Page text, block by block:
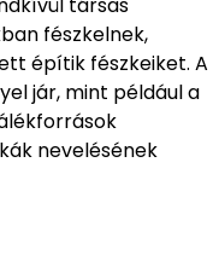
társas
fészkelnek,
építik fészkeiket. A
jár, mint például a
nevelésének